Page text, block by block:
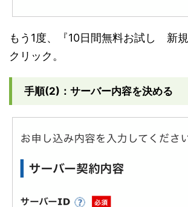
もう1度、『10日間無料お試し 新
クリック。
手順(2)：サーバー内容を決める